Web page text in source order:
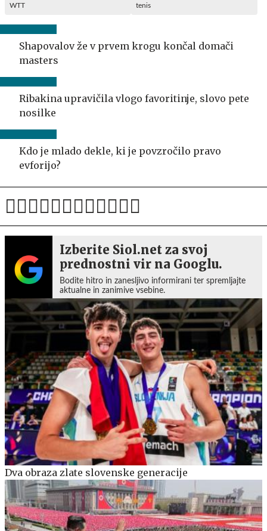
WTT tenis
Shapovalov že v prvem krogu končal domači
masters
Ribakina upravičila vlogo favoritinje, slovo pete
nosilke
Kdo je mlado dekle, ki je povzročilo pravo
evforijo?
Izberite Siol.net za svoj
prednostni vir na Googlu.
Bodite hitro in zanesljivo informirani ter spremljajte
aktualne in zanimive vsebine.
Dva obraza zlate slovenske generacije